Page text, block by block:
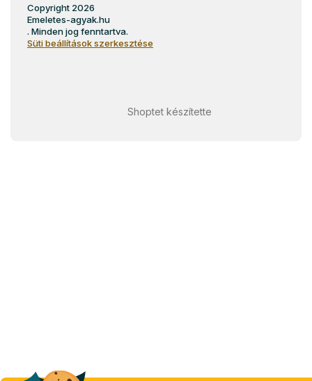
Shoptet készítette
Copyright 2026
Emeletes-agyak.hu
. Minden jog fenntartva.
Süti beállítások szerkesztése